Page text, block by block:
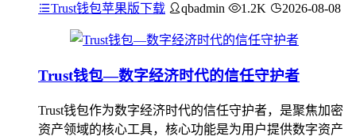
Trust钱包苹果版下载 qbadmin 1.2K 2026-08-08
Trust钱包—数字经济时代的信任守护者
Trust钱包作为数字经济时代的信任守护者，是聚焦加密
资产领域的核心工具，核心功能是为用户提供数字资产